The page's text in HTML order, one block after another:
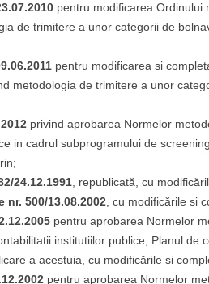
pentru modificarea Ordinului
de trimitere a unor categorii de
pentru modificarea si
metodologia de trimitere a unor
privind aprobarea Normelor
in cadrul subprogramului de
24.12.1991 , republicată, cu
500/13.08.2002 , cu modificările si
pentru aprobarea Normelor
institutiilor publice, Planul de
a acestuia, cu modificările si
pentru aprobarea Normelor